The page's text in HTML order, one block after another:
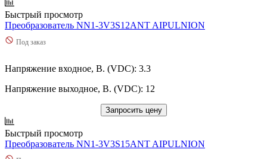
Быстрый просмотр
Преобразователь NN1-3V3S12ANT AIPULNION
Под заказ
Напряжение входное, В. (VDC): 3.3
Напряжение выходное, В. (VDC): 12
Запросить цену
Быстрый просмотр
Преобразователь NN1-3V3S15ANT AIPULNION